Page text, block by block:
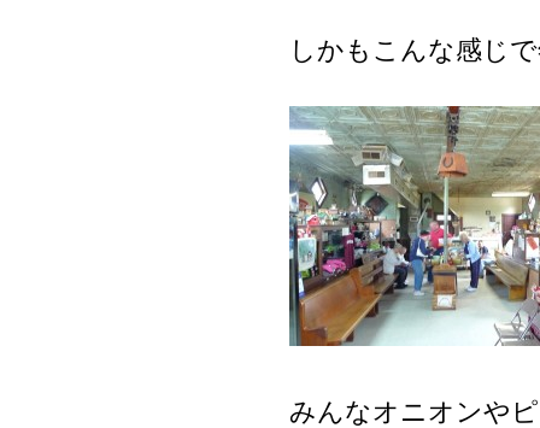
しかもこんな感じ
みんなオニオンや